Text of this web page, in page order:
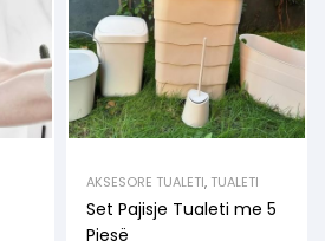
AKSESORE TUALETI, TUALETI
Set Pajisje Tualeti me 5
Pjesë